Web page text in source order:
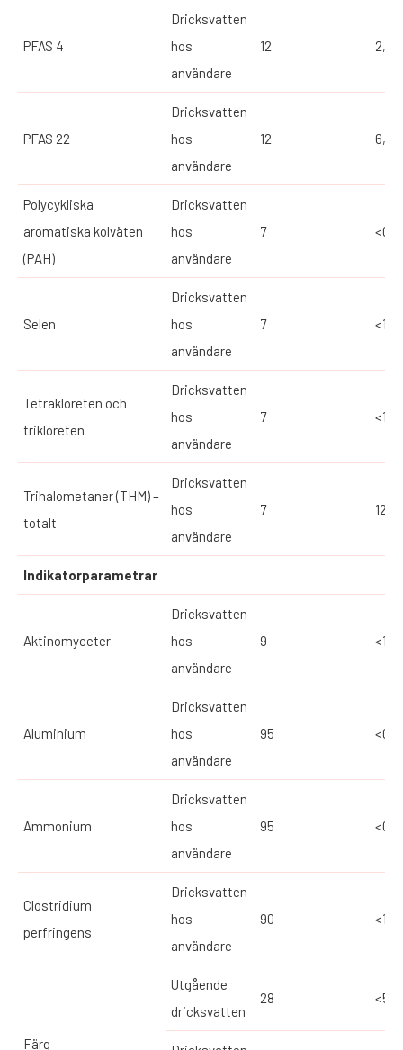
PFAS 4
Dricksvatten
hos
användare
12
PFAS 22
Dricksvatten
hos
användare
12
Polycykliska
aromatiska kolväten
(PAH)
Dricksvatten
hos
användare
7
Selen
Dricksvatten
hos
användare
7 <1
Tetrakloreten och
trikloreten
Dricksvatten
hos
användare
7 <1
Trihalometaner (THM) –
totalt
Dricksvatten
hos
användare
7 12
Indikatorparametrar
Aktinomyceter
Dricksvatten
hos
användare
9 <10*
Aluminium
Dricksvatten
hos
användare
95
Ammonium
Dricksvatten
hos
användare
95
Clostridium
perfringens
Dricksvatten
hos
användare
90 <1
Färg
Utgående
dricksvatten
28 <5